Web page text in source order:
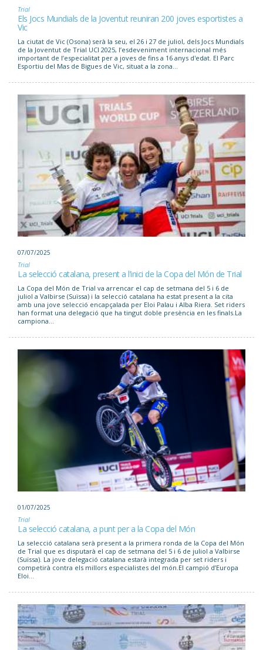
Trial
Els Jocs Mundials de la Joventut reuniran 200 joves esportistes a
Vic
La ciutat de Vic (Osona) serà la seu, el 26 i 27 de juliol, dels Jocs Mundials
de la Joventut de Trial UCI 2025, l’esdeveniment internacional més
important de l’especialitat per a joves de fins a 16 anys d'edat. El Parc
Esportiu del Mas de Bigues de Vic, situat a la zona...
07/07/2025
Trial
La selecció catalana, present a l’inici de la Copa del Món de Trial
La Copa del Món de Trial va arrencar el cap de setmana del 5 i 6 de
juliol a Valbirse (Suïssa) i la selecció catalana ha estat present a la cita
amb una jove selecció encapçalada per Eloi Palau i Alba Riera. Set riders
han format una delegació que ha tingut doble presència en les finals.La
campiona...
01/07/2025
Trial
La selecció catalana, a punt per a la Copa del Món
La selecció catalana serà present a la primera ronda de la Copa del Món
de Trial que es disputarà el cap de setmana del 5 i 6 de juliol a Valbirse
(Suïssa). La jove delegació catalana estarà integrada per set riders i
competirà contra els millors especialistes del món.El campió d’Europa
Eloi...